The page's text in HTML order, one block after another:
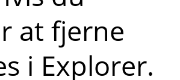
at fjerne
i Explorer.